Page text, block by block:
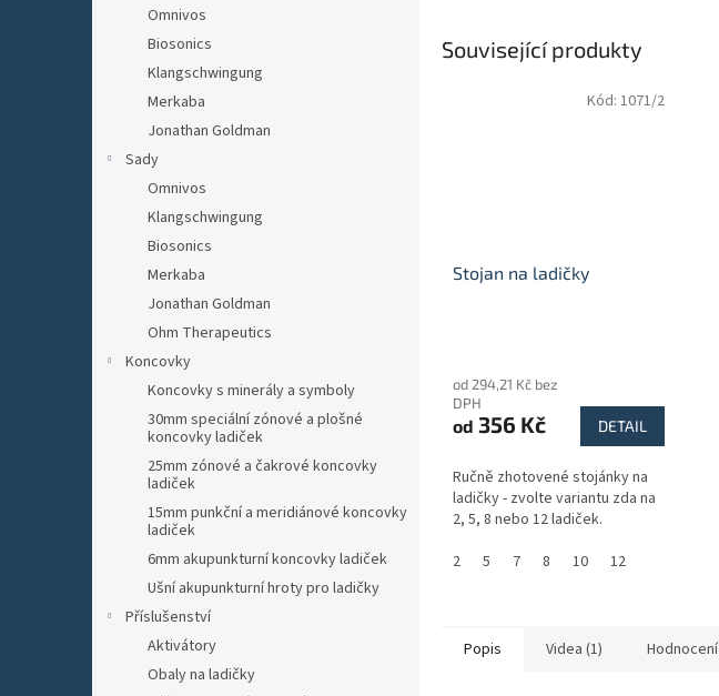
Omnivos
Biosonics
Klangschwingung
Merkaba
Jonathan Goldman
Sady
Omnivos
Klangschwingung
Biosonics
Merkaba
Jonathan Goldman
Ohm Therapeutics
Koncovky
Koncovky s minerály a symboly
30mm speciální zónové a plošné
koncovky ladiček
25mm zónové a čakrové koncovky
ladiček
15mm punkční a meridiánové koncovky
ladiček
6mm akupunkturní koncovky ladiček
Ušní akupunkturní hroty pro ladičky
Příslušenství
Aktivátory
Obaly na ladičky
Související produkty
Stojan na ladičky
od 294,21 Kč bez
DPH
od 356 Kč DETAIL
Ručně zhotovené stojánky na
ladičky - zvolte variantu zda na
2, 5, 8 nebo 12 ladiček.
2
5 7 8 10 12
Kód: 1071/2
Popis Videa (1) Hodnocení